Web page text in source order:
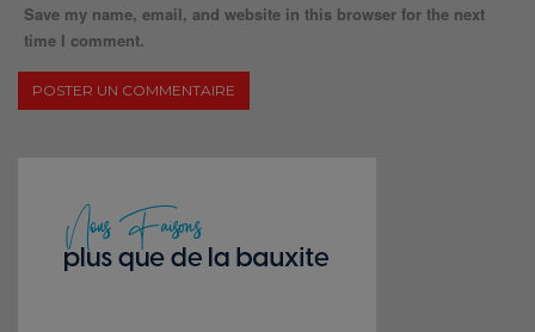
Save my name, email, and website in this browser for the next
time I comment.